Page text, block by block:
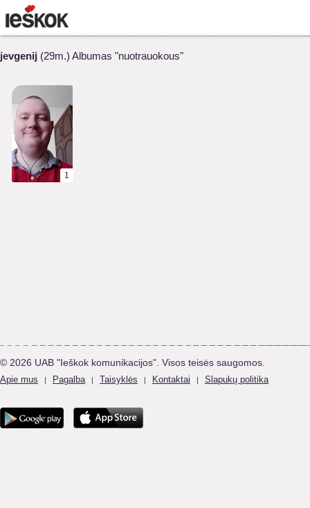
jevgenij (29m.) Albumas "nuotrauokous"
1
© 2026 UAB "Ieškok komunikacijos". Visos teisės saugomos.
Apie mus | Pagalba | Taisyklės | Kontaktai | Slapukų politika